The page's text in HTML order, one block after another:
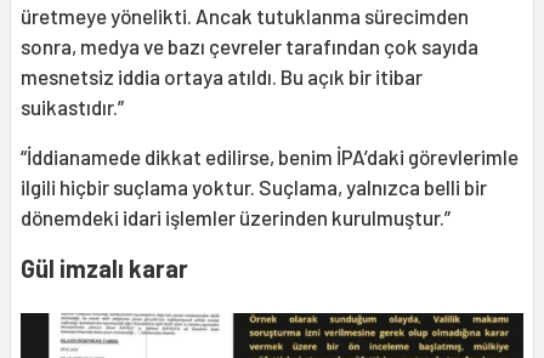
üretmeye yönelikti. Ancak tutuklanma sürecimden
sonra, medya ve bazı çevreler tarafından çok sayıda
mesnetsiz iddia ortaya atıldı. Bu açık bir itibar
suikastıdır.”
“İddianamede dikkat edilirse, benim İPA’daki görevlerimle
ilgili hiçbir suçlama yoktur. Suçlama, yalnızca belli bir
dönemdeki idari işlemler üzerinden kurulmuştur.”
Gül imzalı karar